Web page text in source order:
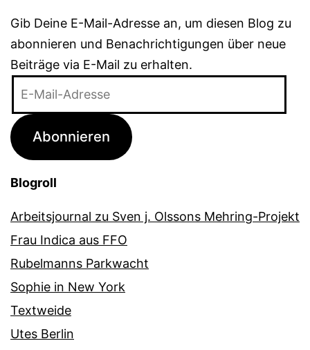
Gib Deine E-Mail-Adresse an, um diesen Blog zu
abonnieren und Benachrichtigungen über neue
Beiträge via E-Mail zu erhalten.
Adresse
Abonnieren
Blogroll
Arbeitsjournal zu Sven j. Olssons Mehring-Projekt
Frau Indica aus FFO
Rubelmanns Parkwacht
Sophie in New York
Textweide
Utes Berlin